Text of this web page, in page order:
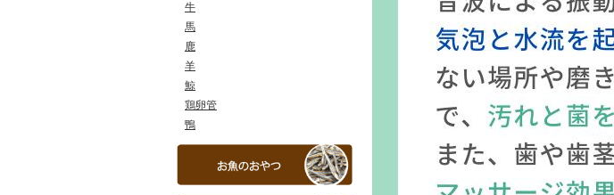
牛
馬
鹿
羊
鯨
鶏卵管
鴨